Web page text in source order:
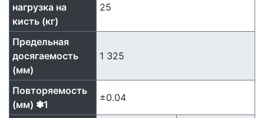
нагрузка на
кисть (кг)
25
Предельная
досягаемость
(мм)
1 325
Повторяемость
(мм) ✽1
±0.04